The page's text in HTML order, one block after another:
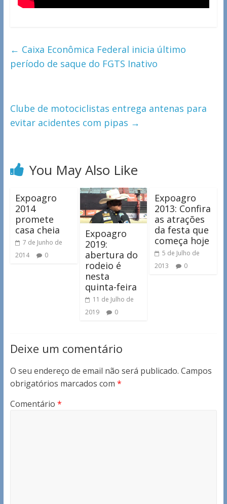
← Caixa Econômica Federal inicia último
período de saque do FGTS Inativo
Clube de motociclistas entrega antenas para
evitar acidentes com pipas →
You May Also Like
Expoagro
2014
promete
casa cheia
7 de Junho de
2014
0
Expoagro
2019:
abertura do
rodeio é
nesta
quinta-feira
11 de Julho de
2019
0
Expoagro
2013: Confira
as atrações
da festa que
começa hoje
5 de Julho de
2013
0
Deixe um comentário
O seu endereço de email não será publicado. Campos
obrigatórios marcados com *
Comentário *